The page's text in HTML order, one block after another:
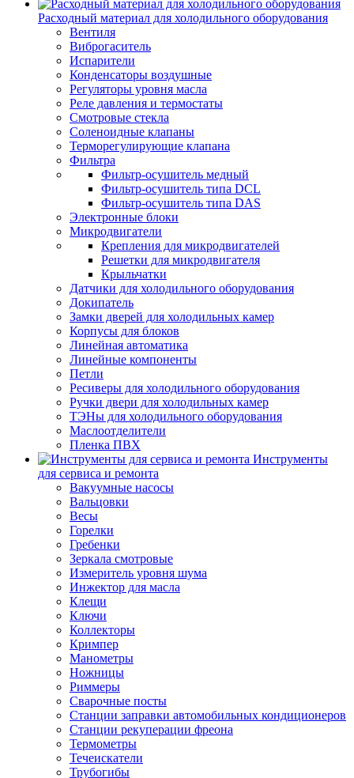
Расходный материал для холодильного оборудования
Вентиля
Виброгаситель
Испарители
Конденсаторы воздушные
Регуляторы уровня масла
Реле давления и термостаты
Смотровые стекла
Соленоидные клапаны
Терморегулирующие клапана
Фильтра
Фильтр-осушитель медный
Фильтр-осушитель типа DCL
Фильтр-осушитель типа DAS
Электронные блоки
Микродвигатели
Крепления для микродвигателей
Решетки для микродвигателя
Крыльчатки
Датчики для холодильного оборудования
Докипатель
Замки дверей для холодильных камер
Корпусы для блоков
Линейная автоматика
Линейные компоненты
Петли
Ресиверы для холодильного оборудования
Ручки двери для холодильных камер
ТЭНы для холодильного оборудования
Маслоотделители
Пленка ПВХ
Инструменты
для сервиса и ремонта
Вакуумные насосы
Вальцовки
Весы
Горелки
Гребенки
Зеркала смотровые
Измеритель уровня шума
Инжектор для масла
Клещи
Ключи
Коллекторы
Кримпер
Манометры
Ножницы
Риммеры
Сварочные посты
Станции заправки автомобильных кондиционеров
Станции рекуперации фреона
Термометры
Течеискатели
Трубогибы